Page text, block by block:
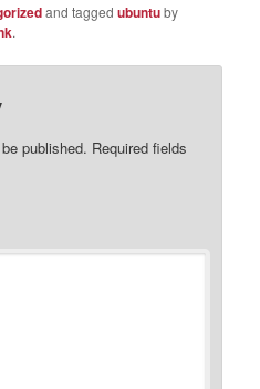
and taggedubuntuby
.
published. Required fields